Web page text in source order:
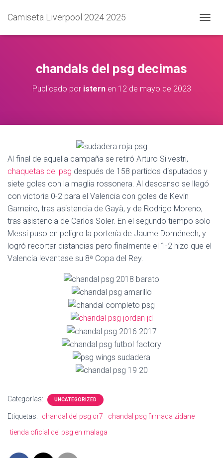
Camiseta Liverpool 2024 2025
A
E
G
Ó
N
chandals del psg decimas
Publicado por isternen 12 de mayo de 2023
Al final de aquella campaña se retiró Arturo Silvestri,
chaquetas del psg después de 158 partidos disputados y
siete goles con la maglia rossonera. Al descanso se llegó
con victoria 0-2 para el Valencia con goles de Kevin
Gameiro, tras asistencia de Gayà, y de Rodrigo Moreno,
tras asistencia de Carlos Soler. En el segundo tiempo solo
Messi puso en peligro la portería de Jaume Doménech, y
logró recortar distancias pero finalmente el 1-2 hizo que el
Valencia levantase su 8ª Copa del Rey.
Categorías: UNCATEGORIZED
Etiquetas: chandal del psg cr7
chandal psg firmada zidane
tienda oficial del psg en malaga